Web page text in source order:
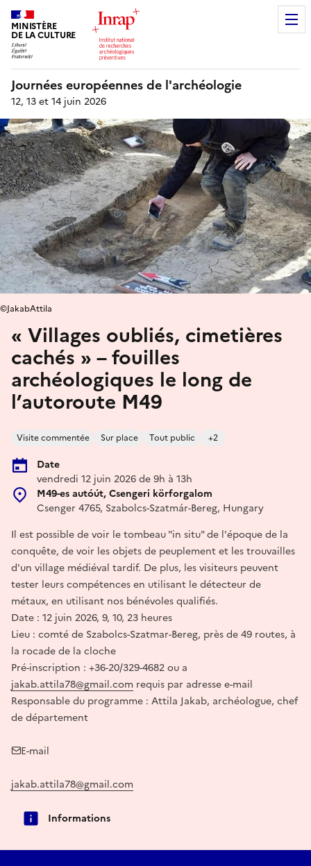
MINISTÈRE
DE LA CULTURE
Journées européennes de l'archéologie
12, 13 et 14 juin 2026
« Villages oubliés, cimetières
cachés » – fouilles
archéologiques le long de
l’autoroute M49
Visite commentée Sur place Tout public +2
Date
vendredi 12 juin 2026 de 9h à 13h
M49-es autóút, Csengeri körforgalom
Csenger 4765, Szabolcs-Szatmár-Bereg, Hungary
©JakabAttila
Il est possible de voir le tombeau "in situ" de l'époque de la
conquête, de voir les objets de peuplement et les trouvailles
d'un village médiéval tardif. De plus, les visiteurs peuvent
tester leurs compétences en utilisant le détecteur de
métaux, en utilisant nos bénévoles qualifiés.
Date : 12 juin 2026, 9, 10, 23 heures
Lieu : comté de Szabolcs-Szatmar-Bereg, près de 49 routes, à
la rocade de la cloche
Pré-inscription : +36-20/329-4682 ou a
jakab.attila78@gmail.com requis par adresse e-mail
Responsable du programme : Attila Jakab, archéologue, chef
de département
E-mail
jakab.attila78@gmail.com
Informations